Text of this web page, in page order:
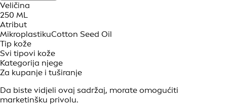
Veličina
250 ML
Atribut
MikroplastikuCotton Seed Oil
Tip kože
Svi tipovi kože
Kategorija njege
Za kupanje i tuširanje
Da biste vidjeli ovaj sadržaj, morate omogućiti
marketinšku privolu.